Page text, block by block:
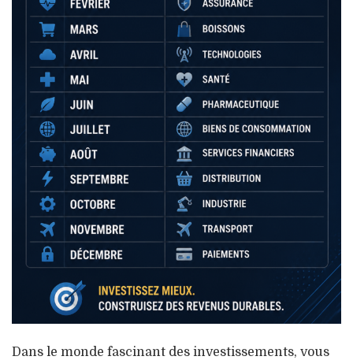
Dans le monde fascinant des investissements, vous